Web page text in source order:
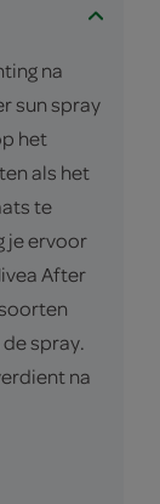
na
sun spray
het
als het
te
je ervoor
After
spray.
na